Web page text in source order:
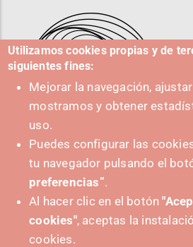
IMPULSA
Utilizamos cookies propias y de
siguientes fines:
Mejorar la navegación,
mostramos y obtener
uso.
Puedes configurar las
tu navegador pulsando el
preferencias”.
Al hacer clic en el botón
cookies", aceptas la
cookies.